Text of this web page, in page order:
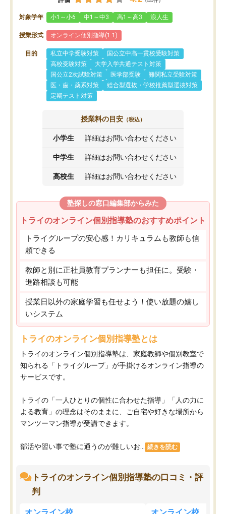
対象学年 小1～小6 中1～中3 高1～高3 浪人生
授業形式 オンライン個別指導(1:1)
目的 私立中学受験対策
国公立中高一貫校受験対策
高校受験対策
大学入学共通テスト対策
国公立2次試験対策
医学部受験
難関私立受験対策
医・歯・薬系対策
総合型選抜・学校推薦型選抜対策
定期テスト対策
授業料の目安 （税込）
小学生 詳細はお問い合わせください
中学生 詳細はお問い合わせください
高校生 詳細はお問い合わせください
塾探しの窓口編集部からみた
トライのオンライン個別指導塾のおすすめポイント
トライグループの安心感！カリキュラムも教師も信
頼できる
教師と別に正社員教育プランナーも担任に。受験・
進路相談も可能
授業日以外の家庭学習も任せよう！使い放題の嬉し
いシステム
トライのオンライン個別指導塾とは
トライのオンライン個別指導塾は、家庭教師や個別教室で
知られる「トライグループ」が手掛けるオンライン指導の
サービスです。
トライの「一人ひとりの個性に合わせた指導」「人の力に
よる教育」の理念はそのままに、ご自宅や好きな場所から
マンツーマン指導が受講できます。
部活や習い事で塾に通うのが難しいお... 続きを読む
トライのオンライン個別指導塾の口コミ・評
判